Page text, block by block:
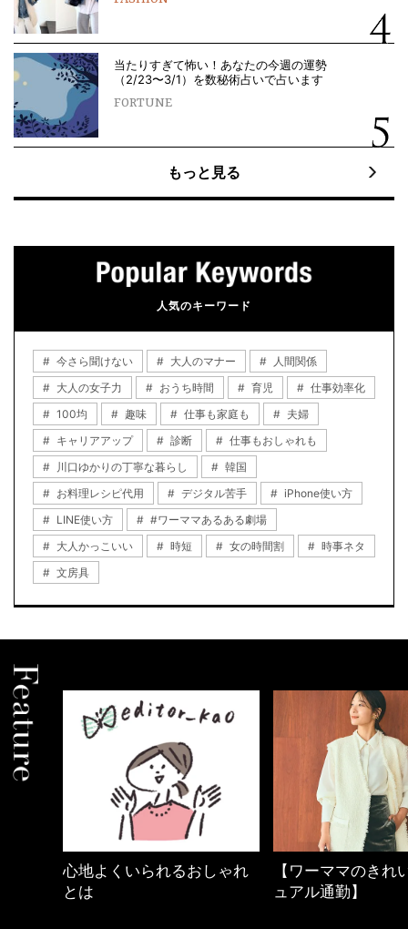
当たりすぎて怖い！あなたの今週の運勢
（2/23〜3/1）を数秘術占いで占います
FORTUNE
もっと見る
人気のキーワード
今さら聞けない 大人のマナー
人間関係
大人の女子力
おうち時間 育児
仕事効率化
100均
趣味 仕事も家庭も
夫婦
キャリアアップ
診断
仕事もおしゃれも
川口ゆかりの丁寧な暮らし
韓国
お料理レシピ代用
デジタル苦手
iPhone使い方
LINE使い方
#ワーママあるある劇場
大人かっこいい
時短 女の時間割
時事ネタ
文房具
【ワーママのきれいめカジ
ュアル通勤】
優木まおみさん「
割。」